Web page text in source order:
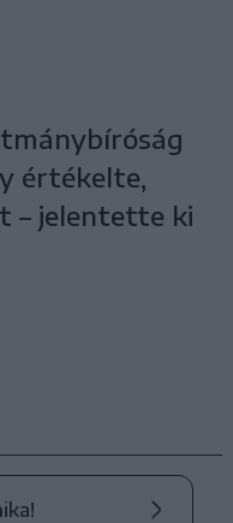
értékelte,
– jelentette ki